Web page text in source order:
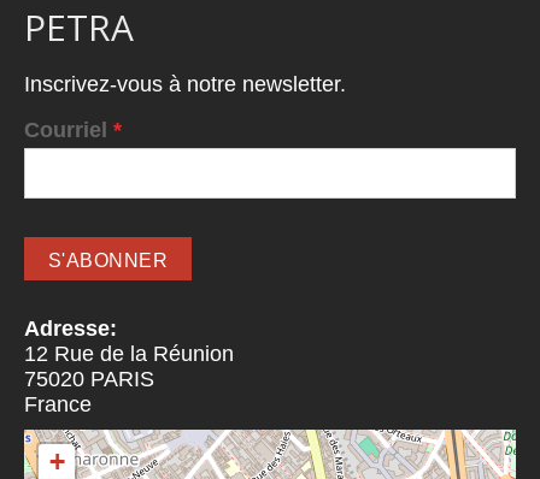
PETRA
Inscrivez-vous à notre newsletter.
Courriel *
Adresse:
12 Rue de la Réunion
75020 PARIS
France
+